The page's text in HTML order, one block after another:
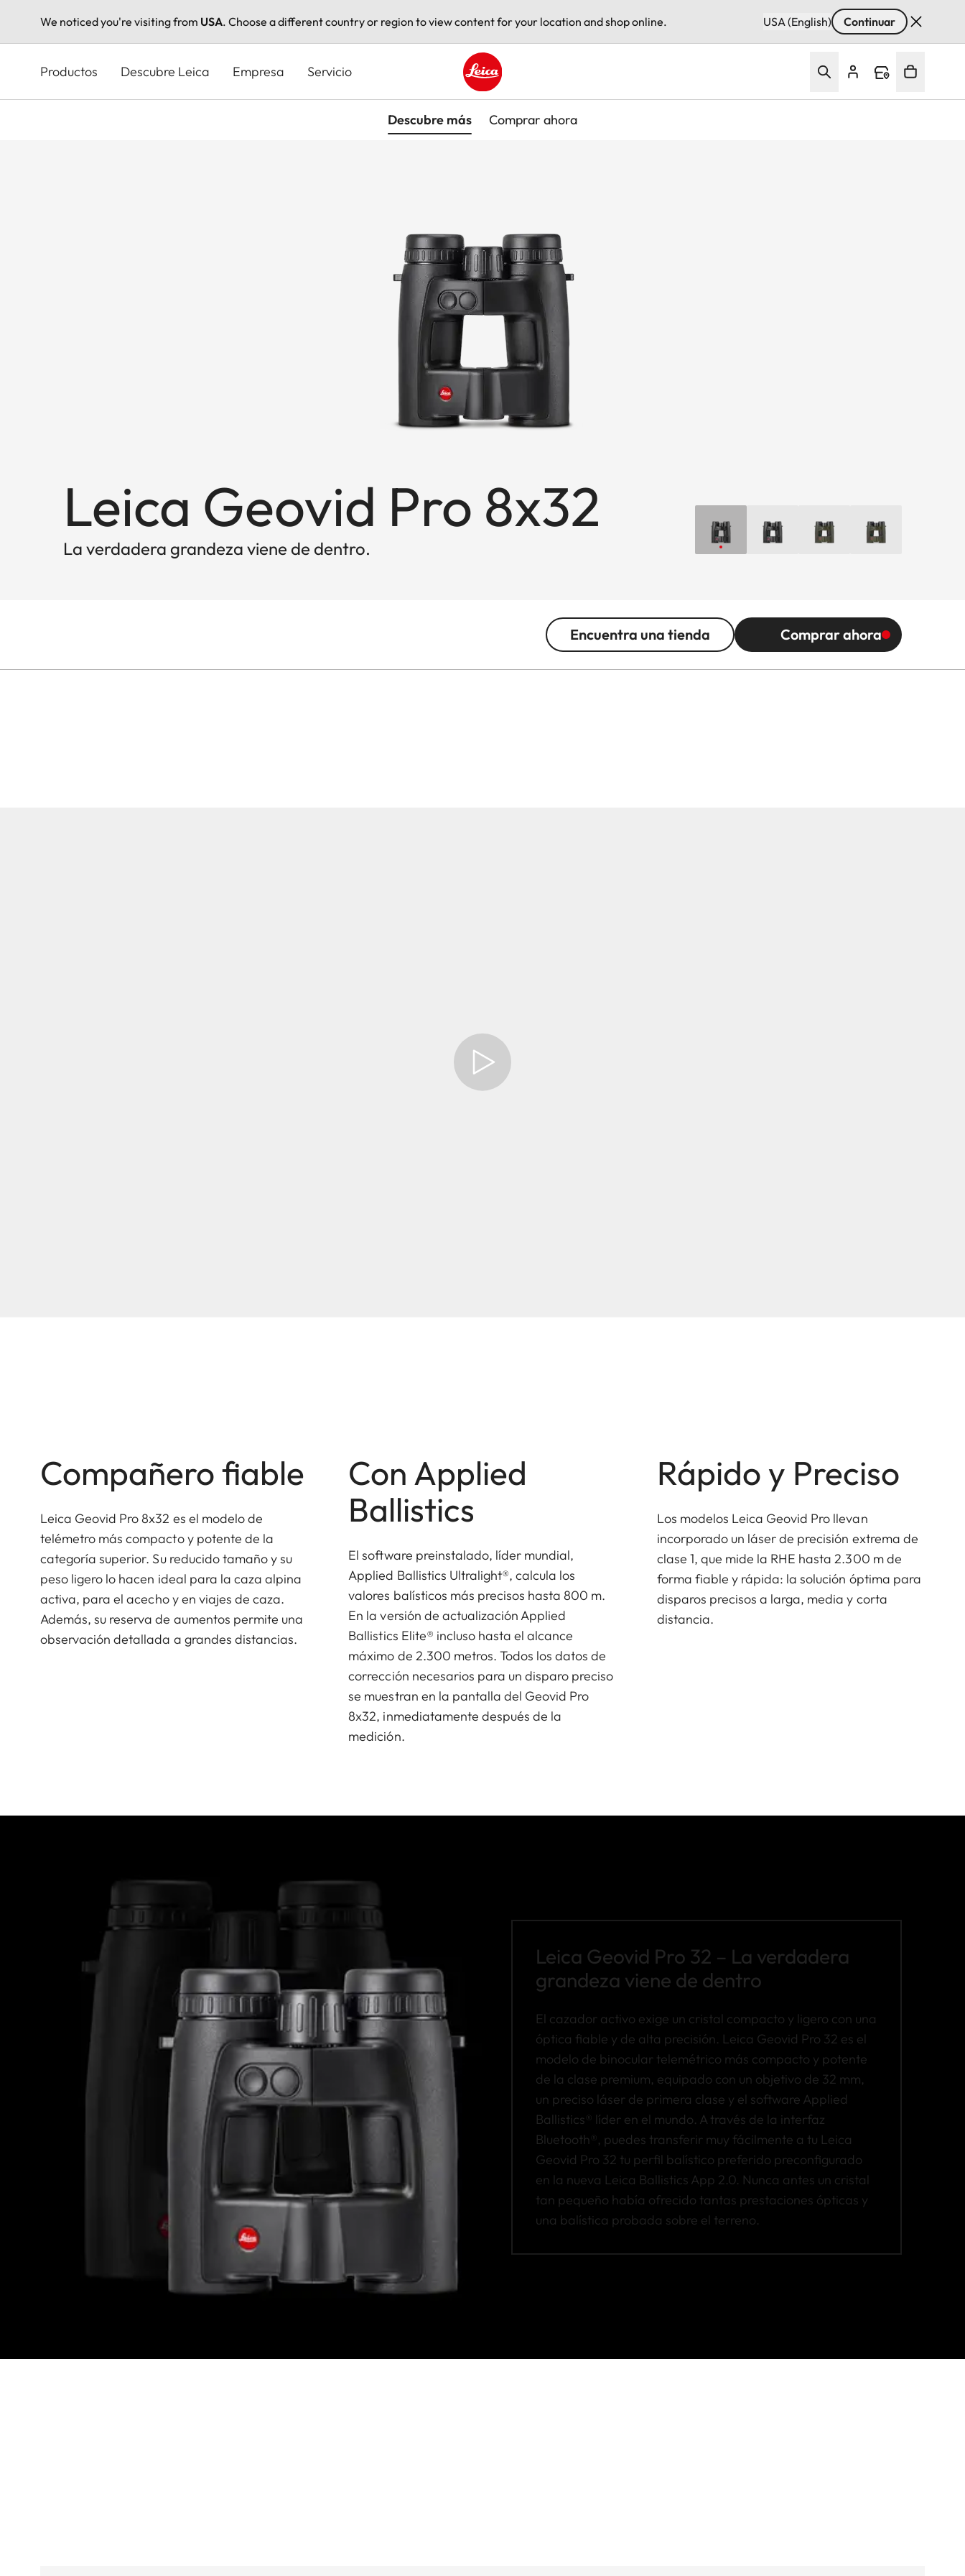
We noticed you're visiting from USA. Choose a different country or region to view content for your location and shop online. USA (English) Continuar
principal
Productos Descubre Leica Empresa Servicio
Leica logo - Home
Descubre más Comprar ahora
Leica Geovid Pro 8x32
La verdadera grandeza viene de dentro.
Encuentra una tienda Comprar ahora
Compañero fiable
Leica Geovid Pro 8x32 es el modelo de
telémetro más compacto y potente de la
categoría superior. Su reducido tamaño y su
peso ligero lo hacen ideal para la caza alpina
activa, para el acecho y en viajes de caza.
Además, su reserva de aumentos permite una
observación detallada a grandes distancias.
Con Applied
Ballistics
El software preinstalado, líder mundial,
Applied Ballistics Ultralight®, calcula los
valores balísticos más precisos hasta 800 m.
En la versión de actualización Applied
Ballistics Elite® incluso hasta el alcance
máximo de 2.300 metros. Todos los datos de
corrección necesarios para un disparo preciso
se muestran en la pantalla del Geovid Pro
8x32, inmediatamente después de la
medición.
Rápido y Preciso
Los modelos Leica Geovid Pro llevan
incorporado un láser de precisión extrema de
clase 1, que mide la RHE hasta 2.300 m de
forma fiable y rápida: la solución óptima para
disparos precisos a larga, media y corta
distancia.
Leica Geovid Pro 32 – La verdadera
grandeza viene de dentro
El cazador activo exige un cristal compacto y ligero con una
óptica fiable y de alta precisión. Leica Geovid Pro 32 es el
modelo de binocular telemétrico más compacto y potente
de la clase premium, equipado con un objetivo de 32 mm,
un preciso láser de primera clase y el software Applied
Ballistics® líder en el mundo. A través de la interfaz
Bluetooth®, puedes transferir muy fácilmente a tu Leica
Geovid Pro 32 tu perfil balístico preferido preconfigurado
en la nueva Leica Ballistics App 2.0. Nunca antes un cristal
tan pequeño había ofrecido tantas prestaciones ópticas y
una balística probada sobre el terreno.